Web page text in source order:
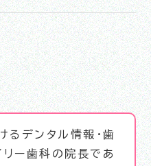
るデンタル情報・歯
リー歯科の院長であ